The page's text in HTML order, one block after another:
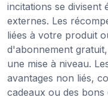
incitations se divisent
externes. Les
liées à votre produit
d'abonnement
une mise à niveau.
avantages non liés,
cadeaux ou des bons